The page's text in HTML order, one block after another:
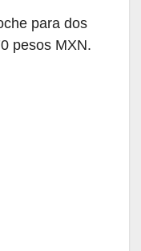
para dos
pesos MXN.